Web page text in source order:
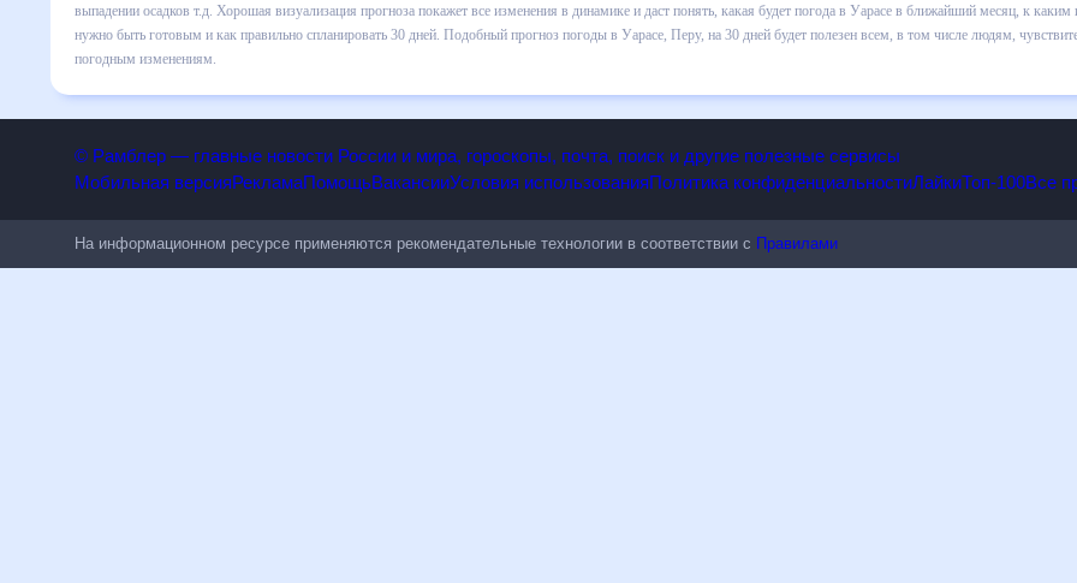
все сведения по дневной температуре , выпадении осадков т.д. Хорошая визуализация прогноза покажет все изменения в
понять, какая будет погода в Уарасе в ближайший месяц, к каким изменениям нужно быть готовым и как правильно спланировать
Подобный прогноз погоды в Уарасе, Перу, на 30 дней будет полезен всем, в том числе людям, чувствительным к погодным
© Рамблер — главные новости России и мира, гороскопы, почта, поиск и другие полезные сервисы
Мобильная версияРекламаПомощьВакансииУсловия использованияПолитика конфиденциальностиЛайкиТоп-100
На информационном ресурсе применяются рекомендательные технологии в соответствии сПравилами